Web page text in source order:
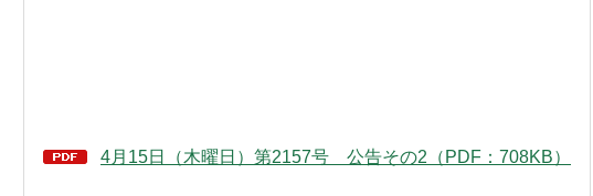
4月15日（木曜日）第2157号 公告その2（PDF：708KB）